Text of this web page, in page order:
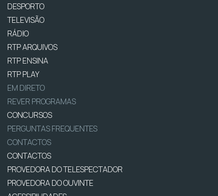
DESPORTO
TELEVISÃO
RÁDIO
RTP ARQUIVOS
RTP ENSINA
RTP PLAY
EM DIRETO
REVER PROGRAMAS
CONCURSOS
PERGUNTAS FREQUENTES
CONTACTOS
CONTACTOS
PROVEDORA DO TELESPECTADOR
PROVEDORA DO OUVINTE